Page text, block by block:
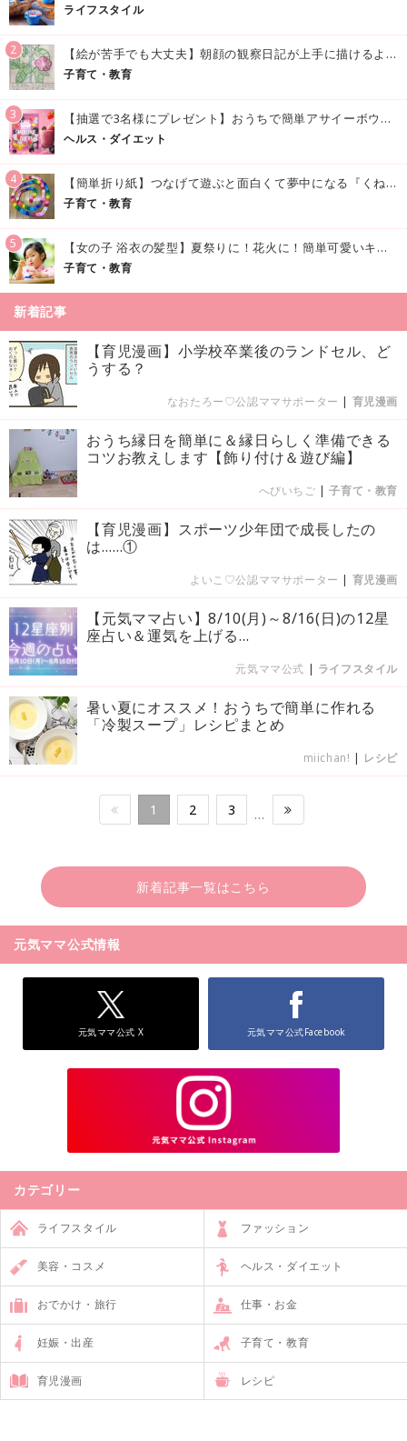
ライフスタイル
2 【絵が苦手でも大丈夫】朝顔の観察日記が上手に描けるようになる方法｜イラスト付き
子育て・教育
3 【抽選で3名様にプレゼント】おうちで簡単アサイーボウル風♪「アサイースムージー」でおいしく美容・健康習慣を始めよう！
ヘルス・ダイエット
4 【簡単折り紙】つなげて遊ぶと面白くて夢中になる『くねくねへびさんの作り方』
子育て・教育
5 【女の子 浴衣の髪型】夏祭りに！花火に！簡単可愛いキッズの浴衣ヘアアレンジまとめ
子育て・教育
新着記事
【育児漫画】小学校卒業後のランドセル、ど
うする？
なおたろー♡公認ママサポーター | 育児漫画
おうち縁日を簡単に＆縁日らしく準備できる
コツお教えします【飾り付け＆遊び編】
へびいちご |子育て・教育
【育児漫画】スポーツ少年団で成長したの
は……①
よいこ♡公認ママサポーター | 育児漫画
【元気ママ占い】8/10(月)～8/16(日)の12星
座占い＆運気を上げる...
元気ママ公式 | ライフスタイル
暑い夏にオススメ！おうちで簡単に作れる
「冷製スープ」レシピまとめ
miichan! | レシピ
1 2 3 …
新着記事一覧はこちら
元気ママ公式情報
元気ママ公式 X 元気ママ公式Facebook
カテゴリー
ライフスタイル ファッション
美容・コスメ ヘルス・ダイエット
おでかけ・旅行 仕事・お金
妊娠・出産 子育て・教育
育児漫画 レシピ